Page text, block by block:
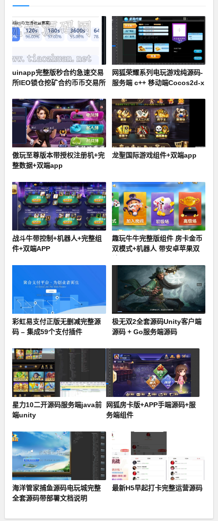
uinapp完整版秒合约急速交易
所IEO锁仓挖矿合约币币交易所
网狐荣耀系列电玩游戏纯源码-
服务端 c++ 移动端Cocos2d-x
傲玩至尊版本带授权注册机+完
整数据+双端app
龙聖国际游戏组件+双端app
战斗牛带控制+机器人+完整组
件+双端APP
趣玩牛牛完整版组件 房卡金币
双模式+机器人 带安卓苹果双
彩虹易支付正版无删减完整源
码 – 集成59个支付插件
极无双2全套源码Unity客户端
源码 + Go服务端源码
星力10二开源码服务端java前
端unity
网狐房卡版+APP手端源码+服
务端组件
海洋管家捕鱼源码电玩城完整
全套源码带部署文档说明
最新H5早起打卡完整运营源码